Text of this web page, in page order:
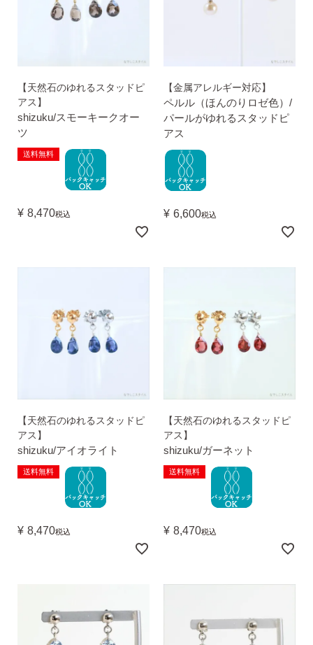
SNS 時々更新中です。
フォローしてみてください。
ピアスの通販ショップ
ようこそ！！なでしこスタイルへ！
ピアスホールアドバイザー
金野です
なでしこスタイルの
このBOOKなら、
ピアス初心者さんの素朴な疑問を解消です
（初回のみ）。
【天然石のゆれるスタッドピ
アス】
shizuku/スモーキークオー
ツ
送料無料
¥ 8,470税込
【金属アレルギー対応】
ペルル（ほんのりロゼ色）/
パールがゆれるスタッドピ
アス
¥ 6,600税込
【天然石のゆれるスタッドピ
アス】
shizuku/アイオライト
送料無料
¥ 8,470税込
【天然石のゆれるスタッドピ
アス】
shizuku/ガーネット
送料無料
¥ 8,470税込